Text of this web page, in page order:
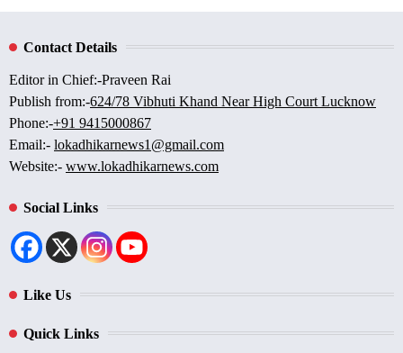
Contact Details
Editor in Chief:-Praveen Rai
Publish from:-624/78 Vibhuti Khand Near High Court Lucknow
Phone:-+91 9415000867
Email:- lokadhikarnews1@gmail.com
Website:- www.lokadhikarnews.com
Social Links
Like Us
Quick Links